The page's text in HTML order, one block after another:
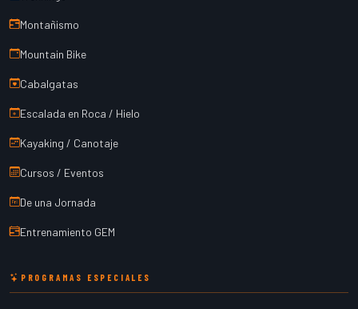
Montañismo
Mountain Bike
Cabalgatas
Escalada en Roca / Hielo
Kayaking / Canotaje
Cursos / Eventos
De una Jornada
Entrenamiento GEM
PROGRAMAS ESPECIALES